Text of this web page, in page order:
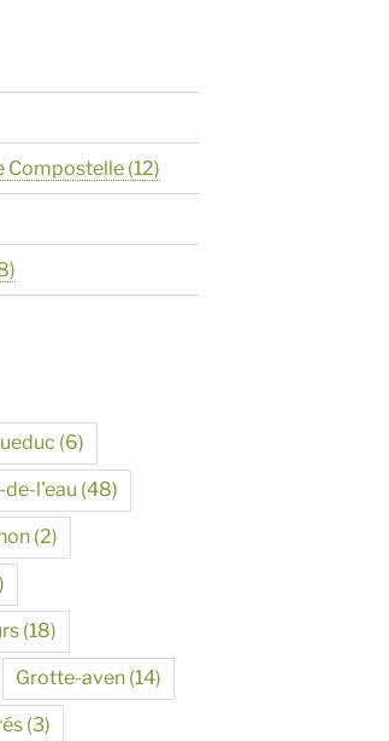
Compostelle (12)
(6)
l'eau (48)
(2)
(18)
Grotte-aven (14)
(3)